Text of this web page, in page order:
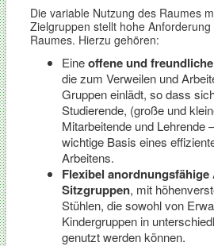
Die variable Nutzung des Raumes
Zielgruppen stellt hohe
Raumes. Hierzu gehören:
Eineoffene und
die zum Verweilen und
Gruppen einlädt, so dass
Studierende, (große und
Mitarbeitende und Lehrende
wichtige Basis eines
Arbeitens.
Flexibel
Sitzgruppen, mit
Stühlen, die sowohl von
Kindergruppen in
genutzt werden können.